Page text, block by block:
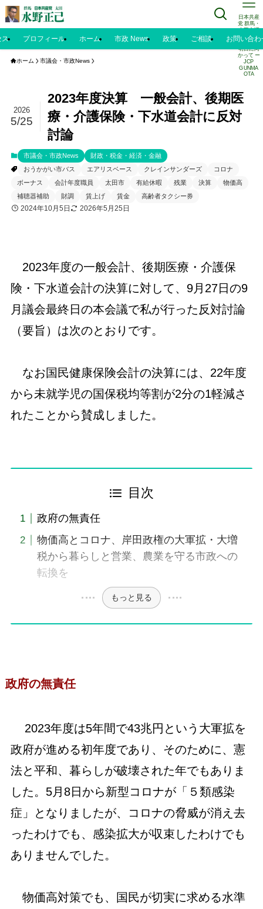
日本共産
党 群馬・
太田市議
水野正己
のブログ |
明日に向
かって ー
JCP
GUNMA
OTA
ス プロフィール ホーム 市政 News 政策 ご相談 お問い合わ
ホーム 市議会・市政News
2023年度決算 一般会計、後期医
療・介護保険・下水道会計に反対
討論
2026
5/25
市議会・市政News
財政・税金・経済・金融
おうかがい市バス
エアリスベース クレインサンダーズ
コロナ
ボーナス
会計年度職員 太田市 有給休暇 残業 決算
物価高
補聴器補助
財調 賃上げ 賃金 高齢者タクシー券
2024年10月5日 2026年5月25日
2023年度の一般会計、後期医療・介護保
険・下水道会計の決算に対して、9月27日の9
月議会最終日の本会議で私が行った反対討論
（要旨）は次のとおりです。
なお国民健康保険会計の決算には、22年度
から未就学児の国保税均等割が2分の1軽減さ
れたことから賛成しました。
目次
政府の無責任
物価高とコロナ、岸田政権の大軍拡・大増
税から暮らしと営業、農業を守る市政への
転換を
もっと見る
政府の無責任
2023年度は5年間で43兆円という大軍拡を
政府が進める初年度であり、そのために、憲
法と平和、暮らしが破壊された年でもありま
した。5月8日から新型コロナが「５類感染
症」となりましたが、コロナの脅威が消え去
ったわけでも、感染拡大が収束したわけでも
ありませんでした。
物価高対策でも、国民が切実に求める水準